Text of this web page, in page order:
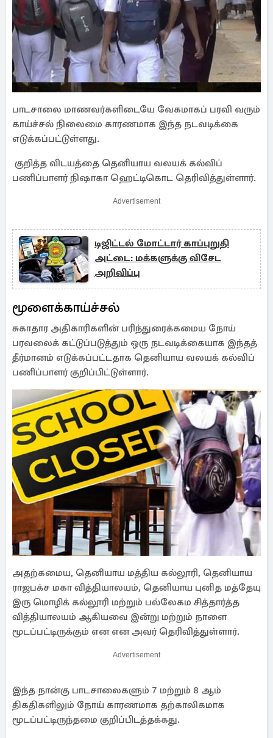
பாடசாலை மாணவர்களிடையே வேகமாகப் பரவி வரும்
காய்ச்சல் நிலைமை காரணமாக இந்த நடவடிக்கை
எடுக்கப்பட்டுள்ளது.
குறித்த விடயத்தை தெனியாய வலயக் கல்விப்
பணிப்பாளர் நிஷாகா ஹெட்டிகொட தெரிவித்துள்ளார்.
Advertisement
டிஜிட்டல் மோட்டார் காப்புறுதி
அட்டை: மக்களுக்கு விசேட
அறிவிப்பு
மூளைக்காய்ச்சல்
சுகாதார அதிகாரிகளின் பரிந்துரைக்கமைய நோய்
பரவலைக் கட்டுப்படுத்தும் ஒரு நடவடிக்கையாக இந்தத்
தீர்மானம் எடுக்கப்பட்டதாக தெனியாய வலயக் கல்விப்
பணிப்பாளர் குறிப்பிட்டுள்ளார்.
அதற்கமைய, தெனியாய மத்திய கல்லூரி, தெனியாய
ராஜபக்ச மகா வித்தியாலயம், தெனியாய புனித மத்தேயு
இரு மொழிக் கல்லூரி மற்றும் பல்லேகம சித்தார்த்த
வித்தியாலயம் ஆகியவை இன்று மற்றும் நாளை
மூடப்பட்டிருக்கும் என என அவர் தெரிவித்துள்ளார்.
Advertisement
இந்த நான்கு பாடசாலைகளும் 7 மற்றும் 8 ஆம்
திகதிகளிலும் நோய் காரணமாக தற்காலிகமாக
மூடப்பட்டிருந்தமை குறிப்பிடத்தக்கது.